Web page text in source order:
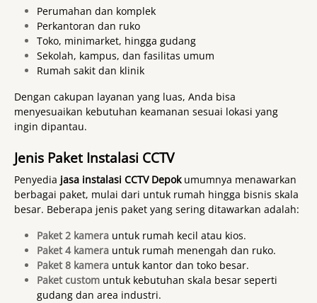
Perumahan dan komplek
Perkantoran dan ruko
Toko, minimarket, hingga gudang
Sekolah, kampus, dan fasilitas umum
Rumah sakit dan klinik
Dengan cakupan layanan yang luas, Anda bisa
menyesuaikan kebutuhan keamanan sesuai lokasi yang
ingin dipantau.
Jenis Paket Instalasi CCTV
Penyedia jasa instalasi CCTV Depokumumnya menawarkan
berbagai paket, mulai dari untuk rumah hingga bisnis skala
besar. Beberapa jenis paket yang sering ditawarkan adalah:
Paket 2 kamera untuk rumah kecil atau kios.
Paket 4 kamera untuk rumah menengah dan ruko.
Paket 8 kamera untuk kantor dan toko besar.
Paket custom untuk kebutuhan skala besar seperti
gudang dan area industri.